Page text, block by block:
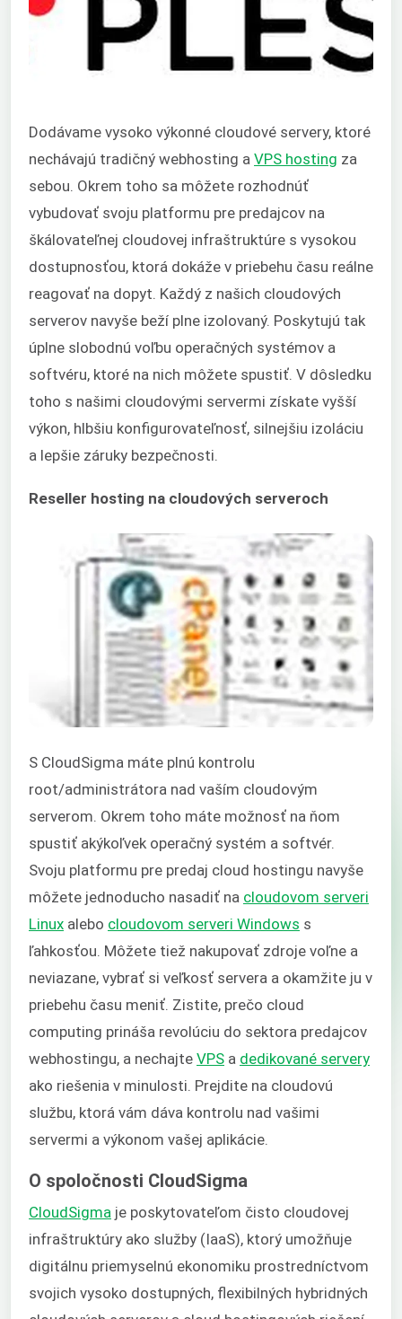
Dodávame vysoko výkonné cloudové servery, ktoré
nechávajú tradičný webhosting a VPS hosting za
sebou. Okrem toho sa môžete rozhodnúť
vybudovať svoju platformu pre predajcov na
škálovateľnej cloudovej infraštruktúre s vysokou
dostupnosťou, ktorá dokáže v priebehu času reálne
reagovať na dopyt. Každý z našich cloudových
serverov navyše beží plne izolovaný. Poskytujú tak
úplne slobodnú voľbu operačných systémov a
softvéru, ktoré na nich môžete spustiť. V dôsledku
toho s našimi cloudovými servermi získate vyšší
výkon, hlbšiu konfigurovateľnosť, silnejšiu izoláciu
a lepšie záruky bezpečnosti.
Reseller hosting na cloudových serveroch
S CloudSigma máte plnú kontrolu
root/administrátora nad vaším cloudovým
serverom. Okrem toho máte možnosť na ňom
spustiť akýkoľvek operačný systém a softvér.
Svoju platformu pre predaj cloud hostingu navyše
môžete jednoducho nasadiť na cloudovom serveri
Linux alebo cloudovom serveri Windows s
ľahkosťou. Môžete tiež nakupovať zdroje voľne a
neviazane, vybrať si veľkosť servera a okamžite ju v
priebehu času meniť. Zistite, prečo cloud
computing prináša revolúciu do sektora predajcov
webhostingu, a nechajte VPS a dedikované servery
ako riešenia v minulosti. Prejdite na cloudovú
službu, ktorá vám dáva kontrolu nad vašimi
servermi a výkonom vašej aplikácie.
O spoločnosti CloudSigma
CloudSigma je poskytovateľom čisto cloudovej
infraštruktúry ako služby (IaaS), ktorý umožňuje
digitálnu priemyselnú ekonomiku prostredníctvom
svojich vysoko dostupných, flexibilných hybridných